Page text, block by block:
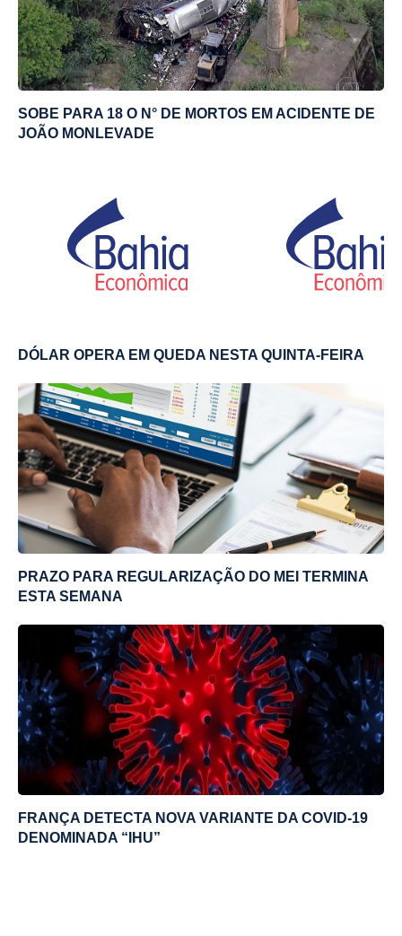
SOBE PARA 18 O N° DE MORTOS EM ACIDENTE DE
JOÃO MONLEVADE
DÓLAR OPERA EM QUEDA NESTA QUINTA-FEIRA
PRAZO PARA REGULARIZAÇÃO DO MEI TERMINA
ESTA SEMANA
FRANÇA DETECTA NOVA VARIANTE DA COVID-19
DENOMINADA “IHU”